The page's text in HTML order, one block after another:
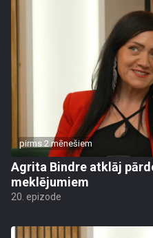
pirms 2 mēnešiem
Agrita Bindre atklāj
meklējumiem
20. epizode